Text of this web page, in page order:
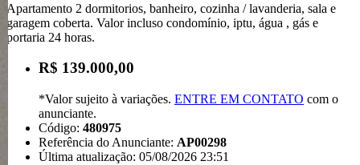
Apartamento 2 dormitorios, banheiro, cozinha / lavanderia, sala e
garagem coberta. Valor incluso condomínio, iptu, água , gás e
portaria 24 horas.
R$ 139.000,00
*Valor sujeito à variações. ENTRE EM CONTATO com o
anunciante.
Código: 480975
Referência do Anunciante: AP00298
Última atualização: 05/08/2026 23:51